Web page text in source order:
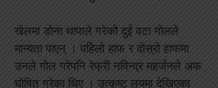
खेलमा डोना थापाले गरेको दुई वटा गोलले
मान्यता पाएन् । पहिलो हाफ र दोस्रो हाफमा
उनले गोल गरेपनि रेफ्री नविन्द्र महर्जनले अफ
घोषित गरेका थिए । उत्कृष्ट लयमा देखिएका